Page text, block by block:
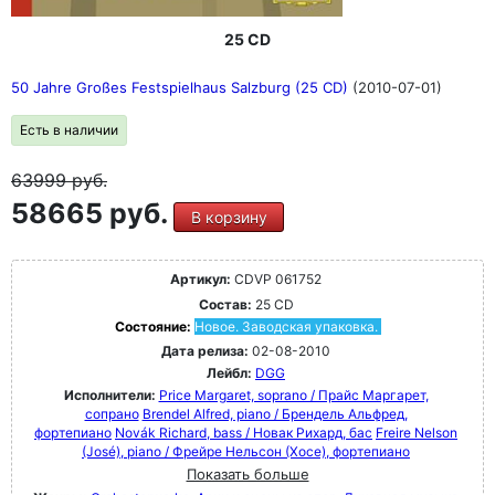
25 CD
50 Jahre Großes Festspielhaus Salzburg (25 CD) (2010-07-01)
Есть в наличии
63999руб.
58665 руб. В корзину
Артикул: CDVP 061752
Состав: 25 CD
Состояние: Новое. Заводская упаковка.
Дата релиза: 02-08-2010
Лейбл: DGG
Исполнители: Price Margaret, soprano / Прайс Маргарет,
сопрано Brendel Alfred, piano / Брендель Альфред,
фортепиано Novák Richard, bass / Новак Рихард, бас Freire Nelson
(José), piano / Фрейре Нельсон (Хосе), фортепиано
Показать больше